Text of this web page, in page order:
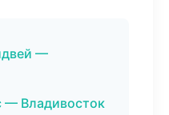
—
Владивосток